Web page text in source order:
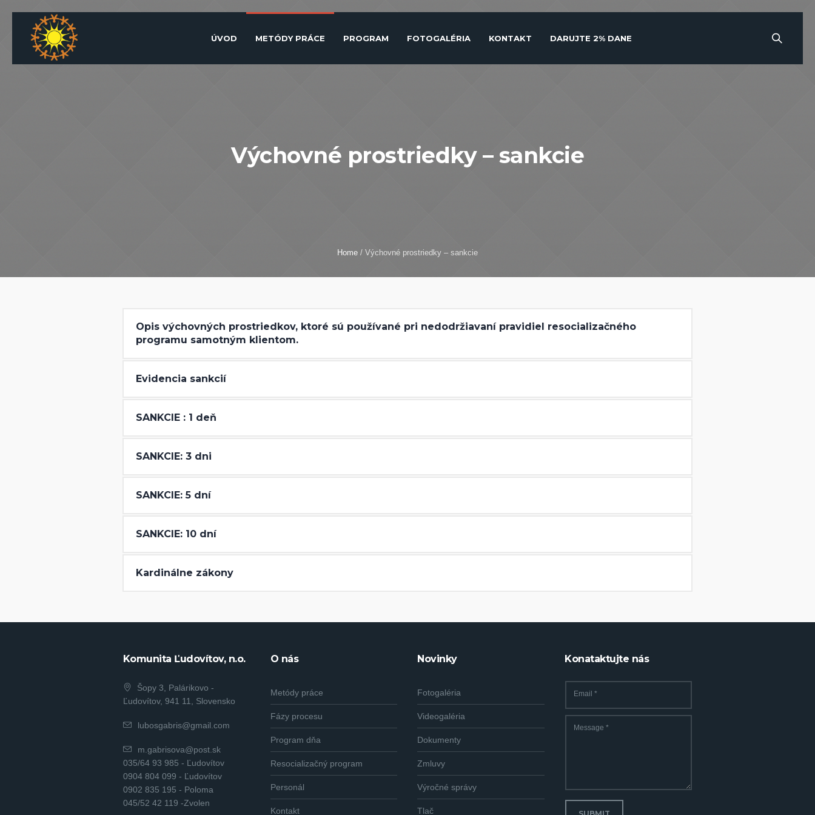
ÚVOD METÓDY PRÁCE PROGRAM FOTOGALÉRIA KONTAKT DARUJTE 2% DANE
Výchovné prostriedky – sankcie
Home / Výchovné prostriedky – sankcie
Opis výchovných prostriedkov, ktoré sú používané pri nedodržiavaní pravidiel resocializačného
programu samotným klientom.
Evidencia sankcií
SANKCIE : 1 deň
SANKCIE: 3 dni
SANKCIE: 5 dní
SANKCIE: 10 dní
Kardinálne zákony
Komunita Ľudovítov, n.o.
Šopy 3, Palárikovo -
Ľudovítov, 941 11, Slovensko
lubosgabris@gmail.com
m.gabrisova@post.sk
035/64 93 985 - Ľudovítov
0904 804 099 - Ľudovítov
0902 835 195 - Poloma
045/52 42 119 -Zvolen
O nás
Metódy práce
Fázy procesu
Program dňa
Resocializačný program
Personál
Kontakt
Novinky
Fotogaléria
Videogaléria
Dokumenty
Zmluvy
Výročné správy
Tlač
Konataktujte nás
Email*
Message*